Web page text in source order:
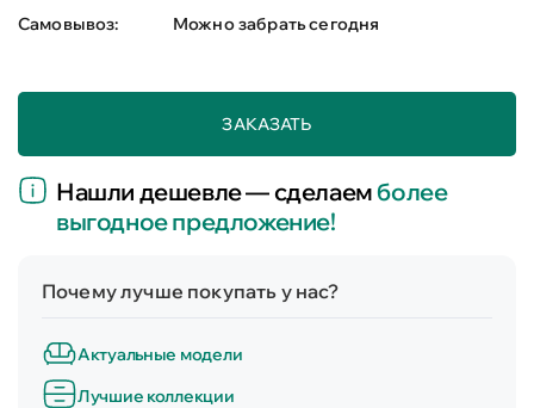
Самовывоз:
Можно забрать сегодня
ЗАКАЗАТЬ
Нашли дешевле — сделаемболее
выгодное предложение!
Почему лучше покупать у нас?
Актуальные модели
Лучшие коллекции